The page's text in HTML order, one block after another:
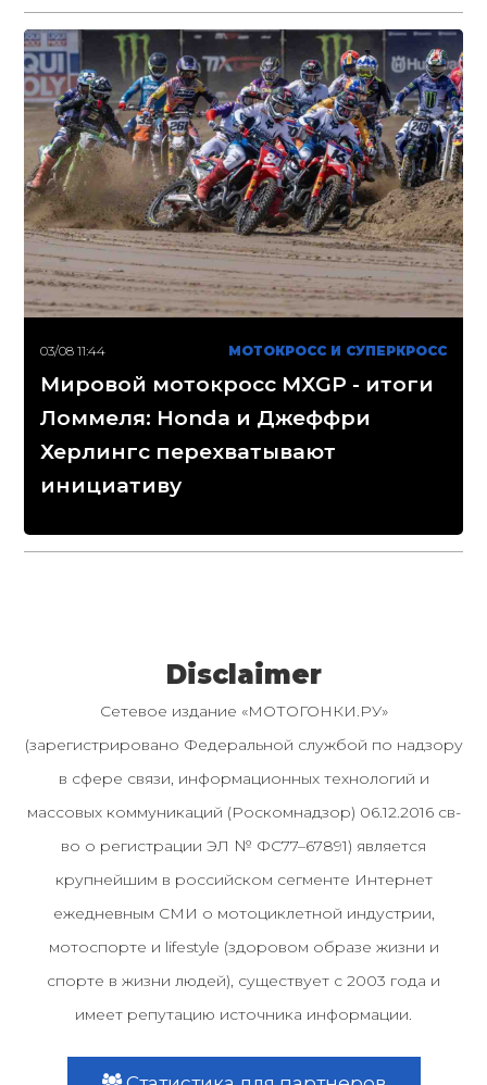
03/08 11:44 МОТОКРОСС И СУПЕРКРОСС
Мировой мотокросс MXGP - итоги
Ломмеля: Honda и Джеффри
Херлингс перехватывают
инициативу
Disclaimer
Сетевое издание «МОТОГОНКИ.РУ»
(зарегистрировано Федеральной службой по надзору
в сфере связи, информационных технологий и
массовых коммуникаций (Роскомнадзор) 06.12.2016 св-
во о регистрации ЭЛ № ФС77–67891) является
крупнейшим в российском сегменте Интернет
ежедневным СМИ о мотоциклетной индустрии,
мотоспорте и lifestyle (здоровом образе жизни и
спорте в жизни людей), существует с 2003 года и
имеет репутацию источника информации.